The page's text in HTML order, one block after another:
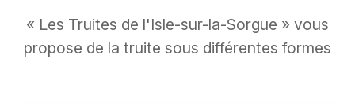
« Les Truites de l'Isle-sur-la-Sorgue » vous
propose de la truite sous différentes formes